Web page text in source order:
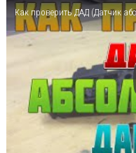
Как проверить ДАД (Датчик